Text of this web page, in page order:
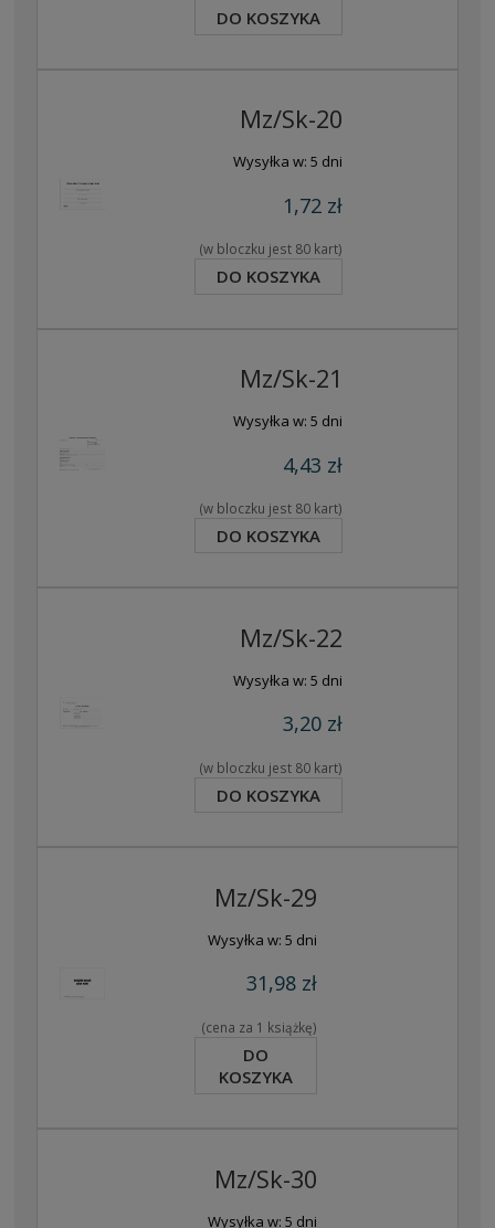
DO KOSZYKA
Mz/Sk-20
Wysyłka w: 5 dni
1,72 zł
(w bloczku jest 80 kart)
DO KOSZYKA
Mz/Sk-21
Wysyłka w: 5 dni
4,43 zł
(w bloczku jest 80 kart)
DO KOSZYKA
Mz/Sk-22
Wysyłka w: 5 dni
3,20 zł
(w bloczku jest 80 kart)
DO KOSZYKA
Mz/Sk-29
Wysyłka w: 5 dni
31,98 zł
(cena za 1 książkę)
DO
KOSZYKA
Mz/Sk-30
Wysyłka w: 5 dni